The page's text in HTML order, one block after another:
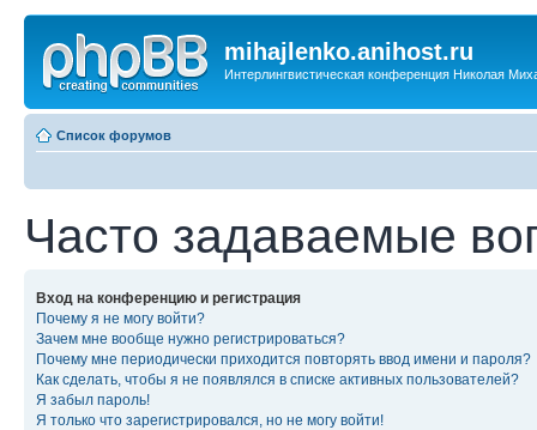
mihajlenko.anihost.ru
Интерлингвистическая конференция Николая
Список форумов
Часто задаваемые
Вход на конференцию и регистрация
Почему я не могу войти?
Зачем мне вообще нужно регистрироваться?
Почему мне периодически приходится повторять ввод имени и пароля?
Как сделать, чтобы я не появлялся в списке активных пользователей?
Я забыл пароль!
Я только что зарегистрировался, но не могу войти!